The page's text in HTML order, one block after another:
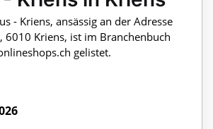
- Kriens, ansässig an der Adresse
6010 Kriens, ist im Branchenbuch
gelistet.